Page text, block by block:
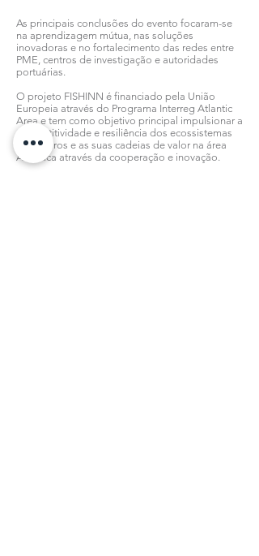
As principais conclusões do evento focaram-se
na aprendizagem mútua, nas soluções
inovadoras e no fortalecimento das redes entre
PME, centros de investigação e autoridades
portuárias.
O projeto FISHINN é financiado pela União
Europeia através do Programa Interreg Atlantic
Area e tem como objetivo principal impulsionar a
competitividade e resiliência dos ecossistemas
pesqueiros e as suas cadeias de valor na área
Atlântica através da cooperação e inovação.